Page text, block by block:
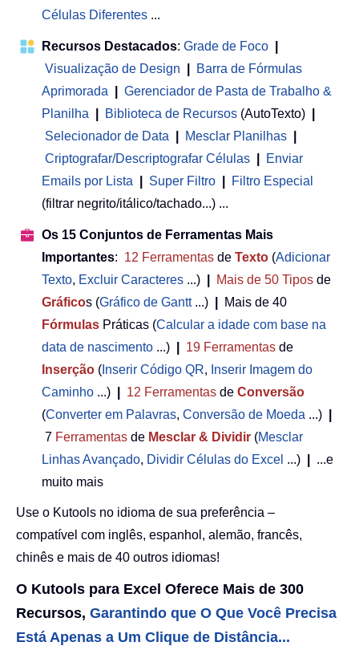
Células Diferentes ...
Recursos Destacados: Grade de Foco
Visualização de Design
Barra de Fórmulas
Aprimorada
Gerenciador de Pasta de Trabalho &
Planilha
Biblioteca de Recursos (AutoTexto)
Selecionador de Data
Mesclar Planilhas
Criptografar/Descriptografar Células
Enviar
Emails por Lista
Super Filtro
Filtro Especial
(filtrar negrito/itálico/tachado...) ...
Os 15 Conjuntos de Ferramentas Mais
Importantes: 12 Ferramentas de Texto (Adicionar
Texto, Excluir Caracteres ...) Mais de 50 Tipos de
Gráficos (Gráfico de Gantt...)
Mais de 40
Fórmulas Práticas (Calcular a idade com base na
data de nascimento ...) 19 Ferramentas de
Inserção ( Inserir Código QR, Inserir Imagem do
Caminho ...) 12 Ferramentas de Conversão
(Converter em Palavras, Conversão de Moeda ...)
7 Ferramentas de Mesclar & Dividir (Mesclar
Linhas Avançado, Dividir Células do Excel ...)
...e
muito mais
Use o Kutools no idioma de sua preferência –
compatível com inglês, espanhol, alemão, francês,
chinês e mais de 40 outros idiomas!
O Kutools para Excel Oferece Mais de 300
Recursos, Garantindo que O Que Você Precisa
Está Apenas a Um Clique de Distância...